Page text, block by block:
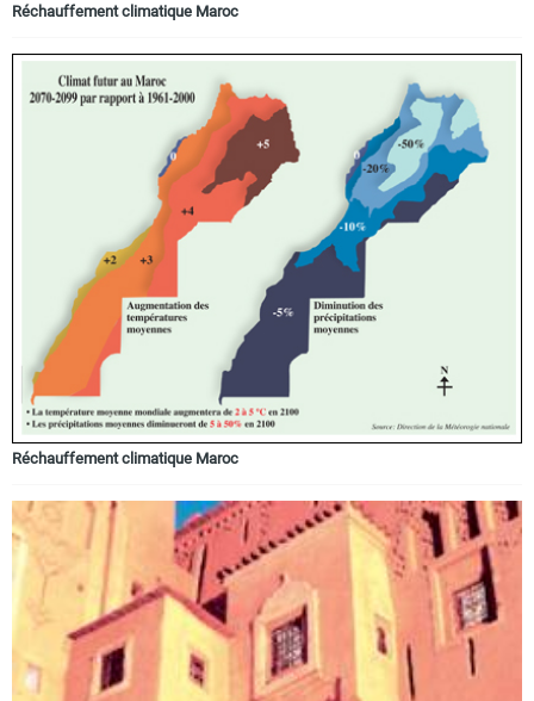
Réchauffement climatique Maroc
Réchauffement climatique Maroc